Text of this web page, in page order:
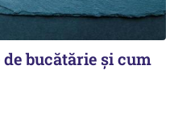
bucătărie și cum